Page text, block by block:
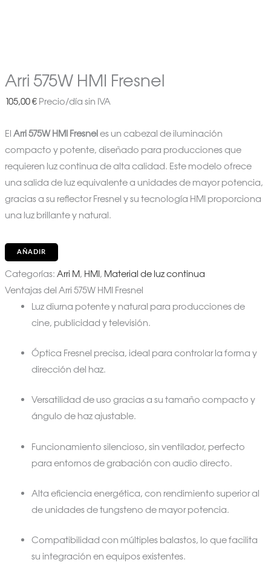
Arri 575W HMI Fresnel
105,00€ Precio/día sin IVA
El Arri 575W HMI Fresneles un cabezal de iluminación
compacto y potente, diseñado para producciones que
requieren luz continua de alta calidad. Este modelo ofrece
una salida de luz equivalente a unidades de mayor potencia,
gracias a su reflector Fresnel y su tecnología HMI proporciona
una luz brillante y natural.
AÑADIR
Categorías: Arri M, HMI, Material de luz continua
Ventajas del Arri 575W HMI Fresnel
Luz diurna potente y natural para producciones de
cine, publicidad y televisión.
Óptica Fresnel precisa, ideal para controlar la forma y
dirección del haz.
Versatilidad de uso gracias a su tamaño compacto y
ángulo de haz ajustable.
Funcionamiento silencioso, sin ventilador, perfecto
para entornos de grabación con audio directo.
Alta eficiencia energética, con rendimiento superior al
de unidades de tungsteno de mayor potencia.
Compatibilidad con múltiples balastos, lo que facilita
su integración en equipos existentes.